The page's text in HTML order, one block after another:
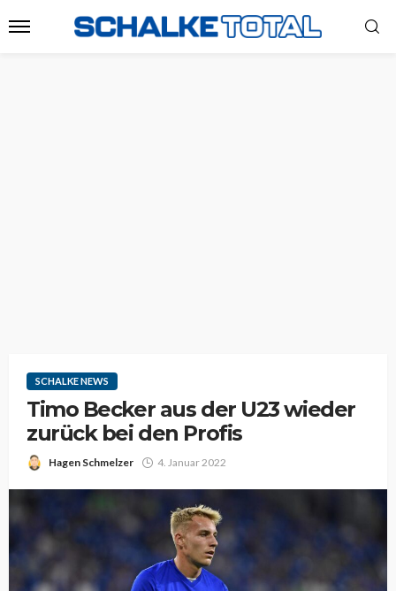
SCHALKE NEWS
Timo Becker aus der U23 wieder
zurück bei den Profis
Hagen Schmelzer 4. Januar 2022